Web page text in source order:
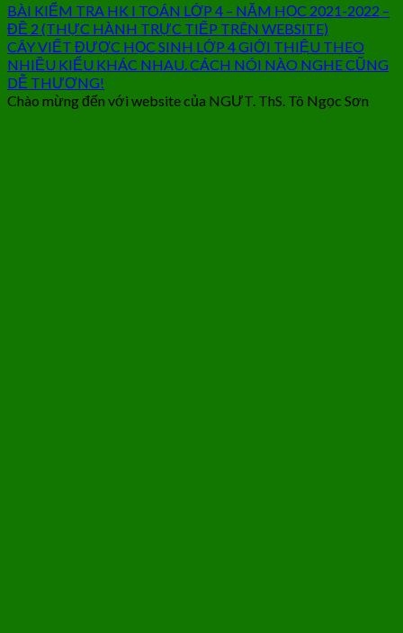
BÀI KIỂM TRA HK I TOÁN LỚP 4 – NĂM HỌC 2021-2022 –
ĐỀ 2 (THỰC HÀNH TRỰC TIẾP TRÊN WEBSITE)
CÂY VIẾT ĐƯỢC HỌC SINH LỚP 4 GIỚI THIỆU THEO
NHIỀU KIỂU KHÁC NHAU. CÁCH NÓI NÀO NGHE CŨNG
DỄ THƯƠNG!
Chào mừng đến với website của NGƯT. ThS. Tô Ngọc Sơn